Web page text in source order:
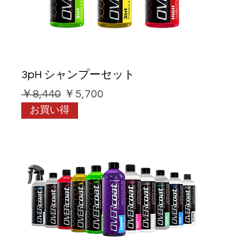
3pH シャンプーセット
通常価格
￥8,440 セール価格
￥5,700
お買い得